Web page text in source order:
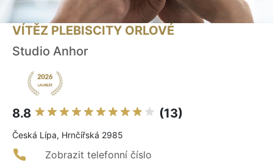
VÍTĚZ PLEBISCITY ORLOVÉ
Studio Anhor
8.8 (13)
Česká Lípa, Hrnčířská 2985
Zobrazit telefonní číslo